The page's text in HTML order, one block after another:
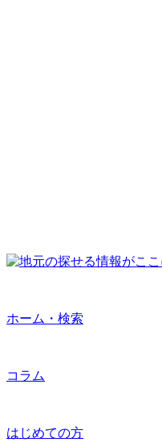
ホーム・検索
コラム
はじめての方